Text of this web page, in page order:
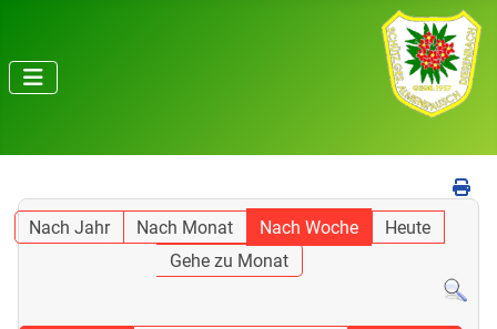
Nach Jahr Nach Monat Nach Woche
Heute
Gehe zu Monat